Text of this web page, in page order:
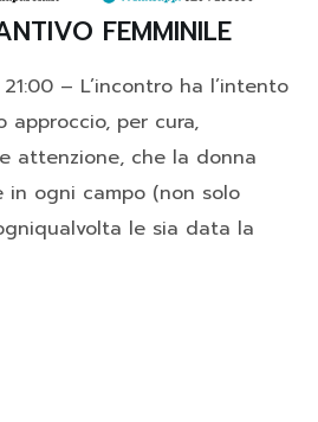
FEMMINILE
– L’incontro ha l’intento
approccio, per cura,
attenzione, che la donna
in ogni campo (non solo
le sia data la